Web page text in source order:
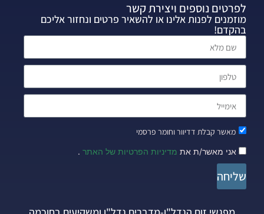
לפרטים נוספים ויצירת קשר
מוזמנים לפנות אלינו או להשאיר פרטים ונחזור אליכם
בהקדם!
מאשר קבלת דדיוור וחומר פרסמי
אני מאשר/ת את מדיניות הפרטיות של האתר .
שליחה